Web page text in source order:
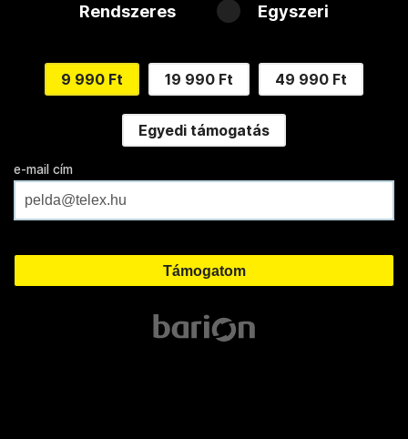
Rendszeres Egyszeri
9 990 Ft 19 990 Ft 49 990 Ft
Egyedi támogatás
e-mail cím